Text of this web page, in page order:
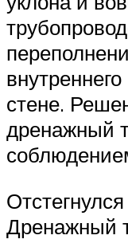
стене.
дренажный
Дренажный